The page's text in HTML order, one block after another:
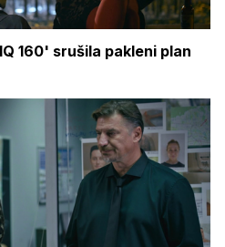
160' srušila pakleni plan